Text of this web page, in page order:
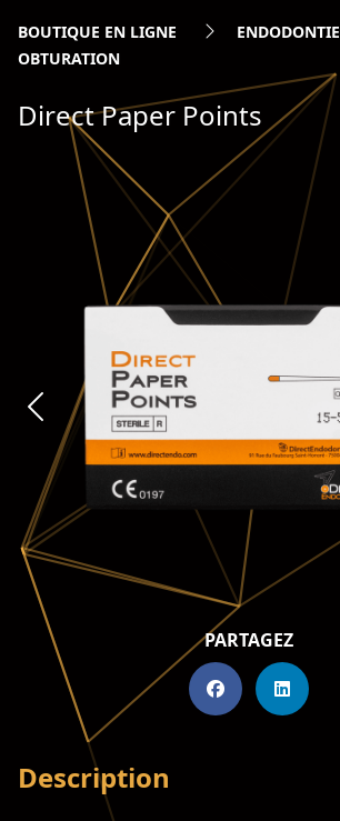
BOUTIQUE EN LIGNE
ENDODONTIE
OBTURATION
Direct Paper Points
PARTAGEZ
Description